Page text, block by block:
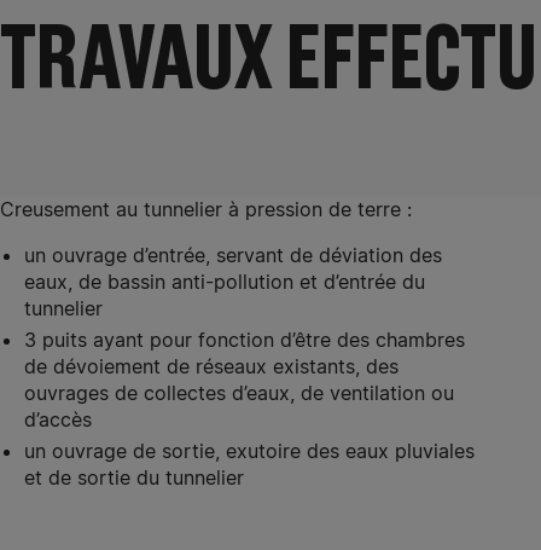
TRAVAUX
Creusement au tunnelier à pression de terre :
un ouvrage d’entrée, servant de déviation des
eaux, de bassin anti-pollution et d’entrée du
tunnelier
3 puits ayant pour fonction d’être des chambres
de dévoiement de réseaux existants, des
ouvrages de collectes d’eaux, de ventilation ou
d’accès
un ouvrage de sortie, exutoire des eaux pluviales
et de sortie du tunnelier